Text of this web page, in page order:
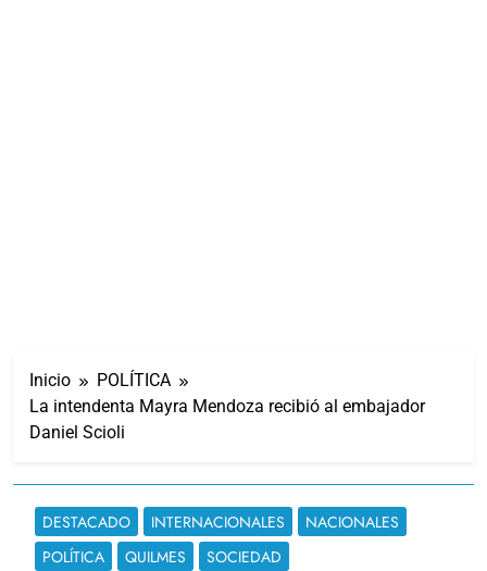
Inicio
POLÍTICA
La intendenta Mayra Mendoza recibió al embajador
Daniel Scioli
DESTACADO INTERNACIONALES
NACIONALES
POLÍTICA
QUILMES SOCIEDAD